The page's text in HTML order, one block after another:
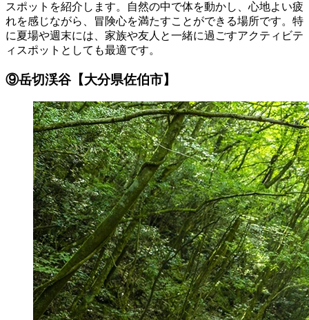
スポットを紹介します。自然の中で体を動かし、心地よい疲
れを感じながら、冒険心を満たすことができる場所です。特
に夏場や週末には、家族や友人と一緒に過ごすアクティビテ
ィスポットとしても最適です。
⑨岳切渓谷【大分県佐伯市】